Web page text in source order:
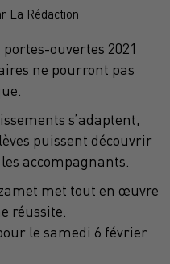
La Rédaction
ouvertes 2021
ne pourront pas
s’adaptent,
puissent découvrir
accompagnants.
met tout en œuvre
réussite.
le samedi 6 février